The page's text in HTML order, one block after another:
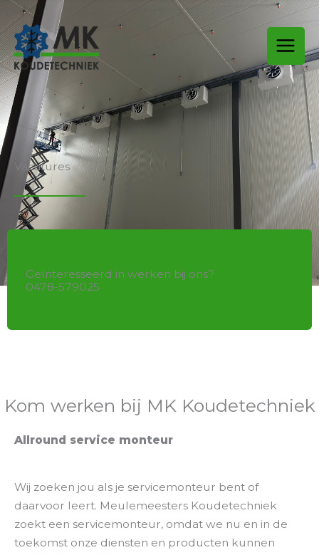
naar
de
inhoud
Vacatures
Geïnteresseerd in werken bij ons?
0478-579025
Kom werken bij MK Koudetechniek
Allround service monteur
Wij zoeken jou als je servicemonteur bent of
daarvoor leert. Meulemeesters Koudetechniek
zoekt een servicemonteur, omdat we nu en in de
toekomst onze diensten en producten kunnen